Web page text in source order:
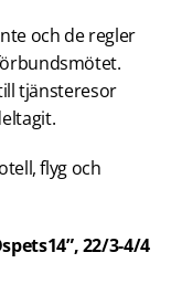
och de regler
tjänsteresor
flyg och
22/3-4/4